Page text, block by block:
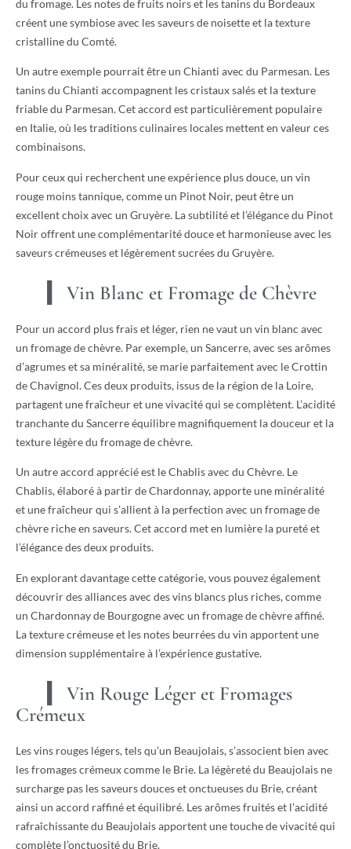
du fromage. Les notes de fruits noirs et les tanins du Bordeaux
créent une symbiose avec les saveurs de noisette et la texture
cristalline du Comté.
Un autre exemple pourrait être un Chianti avec du Parmesan. Les
tanins du Chianti accompagnent les cristaux salés et la texture
friable du Parmesan. Cet accord est particulièrement populaire
en Italie, où les traditions culinaires locales mettent en valeur ces
combinaisons.
Pour ceux qui recherchent une expérience plus douce, un vin
rouge moins tannique, comme un Pinot Noir, peut être un
excellent choix avec un Gruyère. La subtilité et l’élégance du Pinot
Noir offrent une complémentarité douce et harmonieuse avec les
saveurs crémeuses et légèrement sucrées du Gruyère.
Vin Blanc et Fromage de Chèvre
Pour un accord plus frais et léger, rien ne vaut un vin blanc avec
un fromage de chèvre. Par exemple, un Sancerre, avec ses arômes
d’agrumes et sa minéralité, se marie parfaitement avec le Crottin
de Chavignol. Ces deux produits, issus de la région de la Loire,
partagent une fraîcheur et une vivacité qui se complètent. L’acidité
tranchante du Sancerre équilibre magnifiquement la douceur et la
texture légère du fromage de chèvre.
Un autre accord apprécié est le Chablis avec du Chèvre. Le
Chablis, élaboré à partir de Chardonnay, apporte une minéralité
et une fraîcheur qui s’allient à la perfection avec un fromage de
chèvre riche en saveurs. Cet accord met en lumière la pureté et
l’élégance des deux produits.
En explorant davantage cette catégorie, vous pouvez également
découvrir des alliances avec des vins blancs plus riches, comme
un Chardonnay de Bourgogne avec un fromage de chèvre affiné.
La texture crémeuse et les notes beurrées du vin apportent une
dimension supplémentaire à l’expérience gustative.
Vin Rouge Léger et Fromages
Crémeux
Les vins rouges légers, tels qu’un Beaujolais, s’associent bien avec
les fromages crémeux comme le Brie. La légèreté du Beaujolais ne
surcharge pas les saveurs douces et onctueuses du Brie, créant
ainsi un accord raffiné et équilibré. Les arômes fruités et l’acidité
rafraîchissante du Beaujolais apportent une touche de vivacité qui
complète l’onctuosité du Brie.